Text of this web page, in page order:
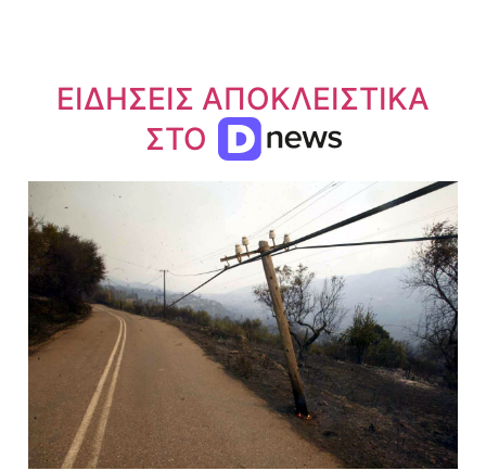
ΕΙΔΗΣΕΙΣ ΑΠΟΚΛΕΙΣΤΙΚΑ
ΣΤΟ